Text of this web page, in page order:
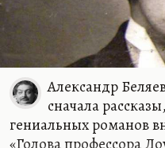
Александр
сначала
гениальных романов
«Голова профессора